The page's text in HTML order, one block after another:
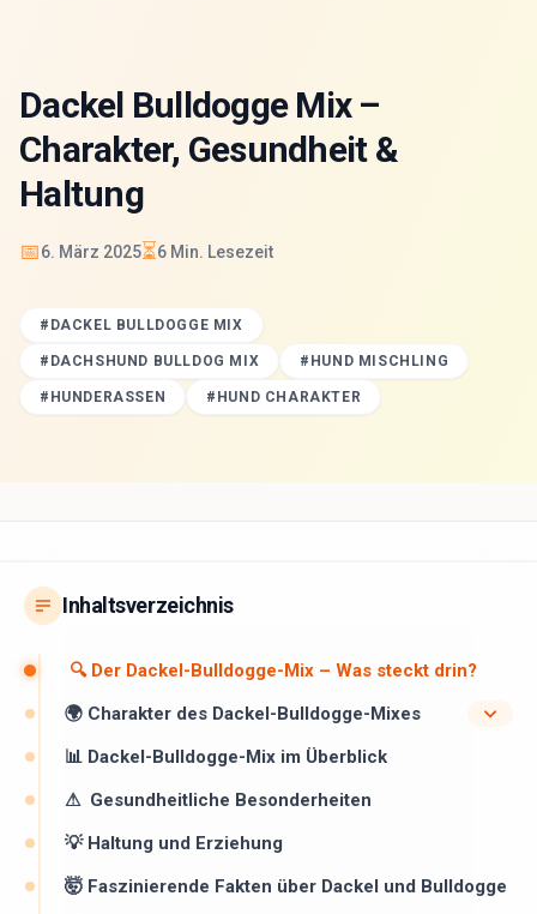
Dackel Bulldogge Mix –
Charakter, Gesundheit &
Haltung
📅6. März 2025⏳6 Min. Lesezeit
# DACKEL BULLDOGGE MIX
# DACHSHUND BULLDOG MIX # HUND MISCHLING
# HUNDERASSEN # HUND CHARAKTER
Inhaltsverzeichnis
🔍 Der Dackel-Bulldogge-Mix – Was steckt drin?
🌍 Charakter des Dackel-Bulldogge-Mixes
📊 Dackel-Bulldogge-Mix im Überblick
⚠ ️ Gesundheitliche Besonderheiten
💡 Haltung und Erziehung
🤯 Faszinierende Fakten über Dackel und Bulldogge